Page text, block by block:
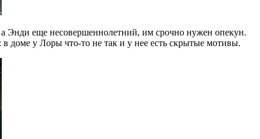
Энди еще несовершеннолетний, им срочно нужен опекун.
доме у Лоры что-то не так и у нее есть скрытые мотивы.